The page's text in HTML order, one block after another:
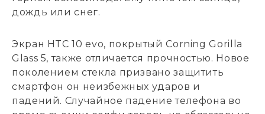
дождь или снег.
Экран HTC 10 evo, покрытый Corning Gorilla
Glass 5, также отличается прочностью. Новое
поколением стекла призвано защитить
смартфон он неизбежных ударов и
падений. Случайное падение телефона во